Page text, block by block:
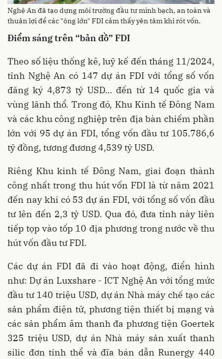
Nghệ An đã tạo dựng môi trường đầu tư minh bạch, an toàn và
thuận lợi để các "ông lớn" FDI cảm thấy yên tâm khi rót vốn.
Điểm sáng trên “bản đồ” FDI
Theo số liệu thống kê, luỹ kế đến tháng 11/2024,
tỉnh Nghệ An có 147 dự án FDI với tổng số vốn
đăng ký 4,873 tỷ USD… đến từ 14 quốc gia và
vùng lãnh thổ. Trong đó, Khu Kinh tế Đông Nam
và các khu công nghiệp trên địa bàn chiếm phần
lớn với 95 dự án FDI, tổng vốn đầu tư 105.786,6
tỷ đồng, tương đương 4,539 tỷ USD.
Riêng Khu kinh tế Đông Nam, giai đoạn thành
công nhất trong thu hút vốn FDI là từ năm 2021
đến nay khi có 53 dự án FDI, với tổng số vốn đầu
tư lên đến 2,3 tỷ USD. Qua đó, đưa tỉnh này liên
tiếp tọp vào tốp 10 địa phương trong nước về thu
hút vốn đầu tư FDI.
Các dự án FDI đã đi vào hoạt động, điển hình
như: Dự án Luxshare - ICT Nghệ An với tổng mức
đầu tư 140 triệu USD, dự án Nhà máy chế tạo các
sản phẩm điện tử, phương tiện thiết bị mạng và
các sản phẩm âm thanh đa phương tiện Goertek
325 triệu USD, dự án Nhà máy sản xuất thanh
silic đơn tinh thể và đĩa bán dẫn Runergy 440